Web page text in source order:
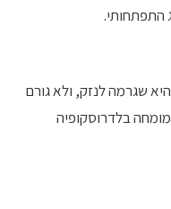
התפתחותי.
שגרמה לנזק, ולא גורם
בלדרוסקופיה